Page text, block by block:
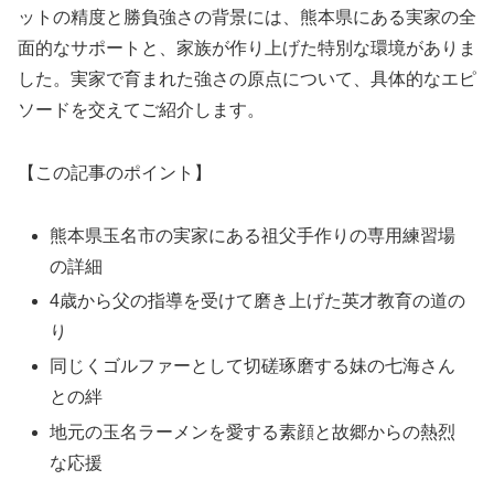
ットの精度と勝負強さの背景には、熊本県にある実家の全
面的なサポートと、家族が作り上げた特別な環境がありま
した。実家で育まれた強さの原点について、具体的なエピ
ソードを交えてご紹介します。
【この記事のポイント】
熊本県玉名市の実家にある祖父手作りの専用練習場
の詳細
4歳から父の指導を受けて磨き上げた英才教育の道の
り
同じくゴルファーとして切磋琢磨する妹の七海さん
との絆
地元の玉名ラーメンを愛する素顔と故郷からの熱烈
な応援